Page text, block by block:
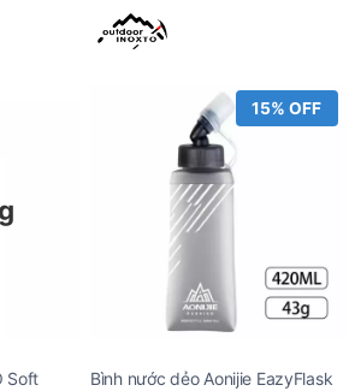
Soft
15% OFF
Bình nước dẻo Aonijie EazyFlask